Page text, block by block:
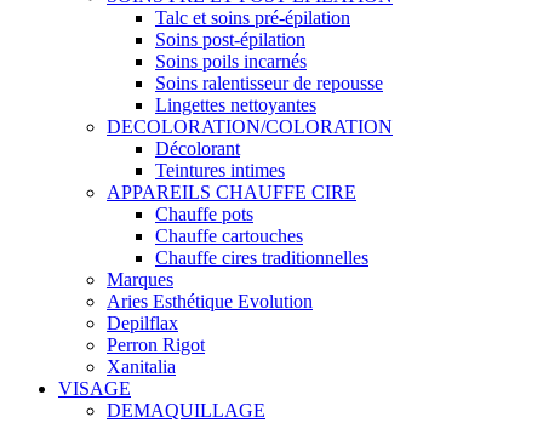
Talc et soins pré-épilation
Soins post-épilation
Soins poils incarnés
Soins ralentisseur de repousse
Lingettes nettoyantes
DECOLORATION/COLORATION
Décolorant
Teintures intimes
APPAREILS CHAUFFE CIRE
Chauffe pots
Chauffe cartouches
Chauffe cires traditionnelles
Marques
Aries Esthétique Evolution
Depilflax
Perron Rigot
Xanitalia
VISAGE
DEMAQUILLAGE